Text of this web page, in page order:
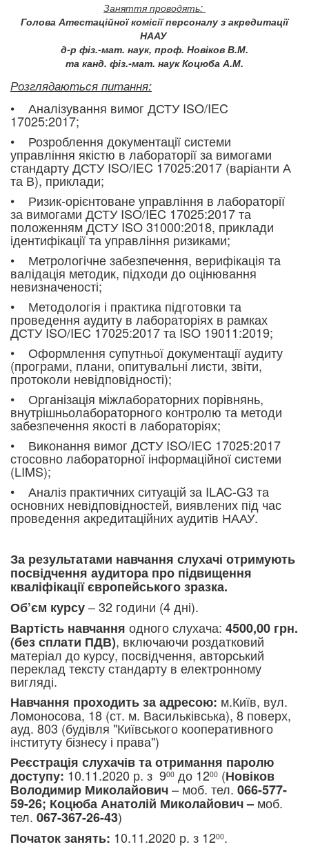
Заняття проводять:
Голова Атестаційної комісії персоналу з акредитації
НААУ
д-р фіз.-мат. наук, проф. Новіков В.М.
та канд. фіз.-мат. наук Коцюба А.М.
Розглядаються питання:
• Аналізування вимог ДСТУ ISO/IEC
17025:2017;
• Розроблення документації системи
управління якістю в лабораторії за вимогами
стандарту ДСТУ ISO/IEC 17025:2017 (варіанти А
та В), приклади;
• Ризик-орієнтоване управління в лабораторії
за вимогами ДСТУ ISO/IEC 17025:2017 та
положенням ДСТУ ISO 31000:2018, приклади
ідентифікації та управління ризиками;
• Метрологічне забезпечення, верифікація та
валідація методик, підходи до оцінювання
невизначеності;
• Методологія і практика підготовки та
проведення аудиту в лабораторіях в рамках
ДСТУ ISO/IEC 17025:2017 та ISO 19011:2019;
• Оформлення супутньої документації аудиту
(програми, плани, опитувальні листи, звіти,
протоколи невідповідності);
• Організація міжлабораторних порівнянь,
внутрішньолабораторного контролю та методи
забезпечення якості в лабораторіях;
• Виконання вимог ДСТУ ISO/IEC 17025:2017
стосовно лабораторної інформаційної системи
(LIMS);
• Аналіз практичних ситуацій за ILAC-G3 та
основних невідповідностей, виявлених під час
проведення акредитаційних аудитів НААУ.
За результатами навчання слухачі отримують
посвідчення аудитора про підвищення
кваліфікації європейського зразка.
Об’єм курсу– 32 години (4 дні).
Вартість навчання одного слухача: 4500,00 грн.
(без сплати ПДВ), включаючи роздатковий
матеріал до курсу, посвідчення, авторський
переклад тексту стандарту в електронному
вигляді.
Навчання проходить за адресою: м.Київ, вул.
Ломоносова, 18 (ст. м. Васильківська), 8 поверх,
ауд. 803 (будівля "Київського кооперативного
інституту бізнесу і права")
Реєстрація слухачів та отримання паролю
доступу:10.11.2020 р. з 900 до 1200 (Новіков
Володимир Миколайович– моб. тел. 066-577-
59-26; Коцюба Анатолій Миколайович – моб.
тел. 067-367-26-43)
Початок занять: 10.11.2020 р. з 1200.